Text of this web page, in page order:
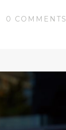
0 COMMENTS